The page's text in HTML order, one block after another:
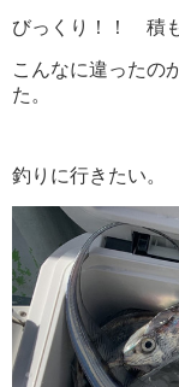
びっくり！！ 積
こんなに違ったの
た。
釣りに行きたい。